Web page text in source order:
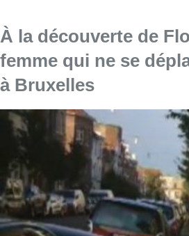
À la découverte de
femme qui ne se
à Bruxelles